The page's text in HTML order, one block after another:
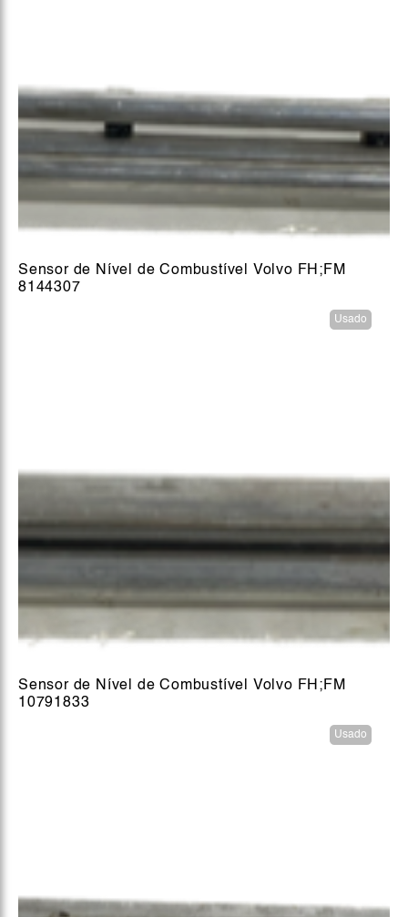
Sensor de Nível de Combustível Volvo FH;FM
8144307
Usado
Sensor de Nível de Combustível Volvo FH;FM
10791833
Usado